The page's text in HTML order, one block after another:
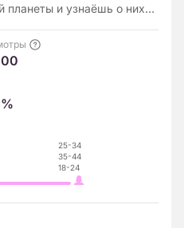
планеты и узнаёшь о них
25-34
35-44
18-24